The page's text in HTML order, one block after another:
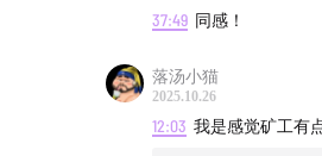
37:49 同感！
落汤小猫
2025.10.26
12:03 我是感觉矿工有